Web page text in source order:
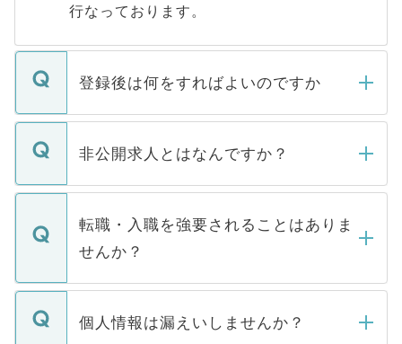
行なっております。
登録後は何をすればよいのですか
ご登録いただきましたら、弊社担当者がご
登録内容を確認し、その後メールもしくは
ます。通常、5営業日以内にはご連絡をせて
いただきますので、しばらくお待ちくださ
い。
非公開求人とはなんですか？
マイナビDOCTORで取り扱っている求人の
うち約3割は、Webサイトからご覧いただ
けない「非公開求人」です。非公開求人は
下記の理由によって、一般には公開してい
ません。
■応募殺到を避けるため 人気のある医療機
転職・入職を強要されることはありま
せんか？
転職・入職を強要することは一切ありませ
ん。また、仮に応募先から内定をいただい
個人情報は漏えいしませんか？